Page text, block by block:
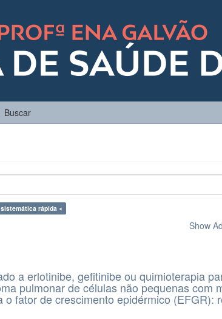
Buscar
rápida ×
Show
a erlotinibe, gefitinibe ou quimioterapia
pulmonar de células não pequenas com
o fator de crescimento epidérmico (EFGR):